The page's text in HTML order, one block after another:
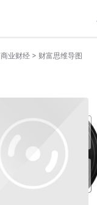
商业财经 > 财富思维导图